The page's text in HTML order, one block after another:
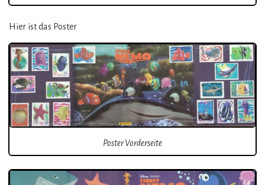
Hier ist das Poster
Poster Vorderseite